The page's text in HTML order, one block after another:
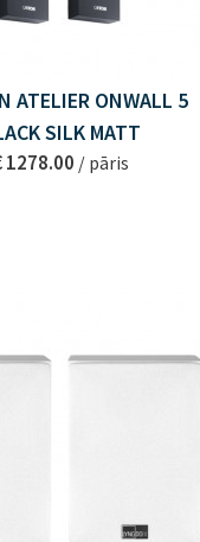
ATELIER ONWALL 5
SILK MATT
1278.00 / pāris